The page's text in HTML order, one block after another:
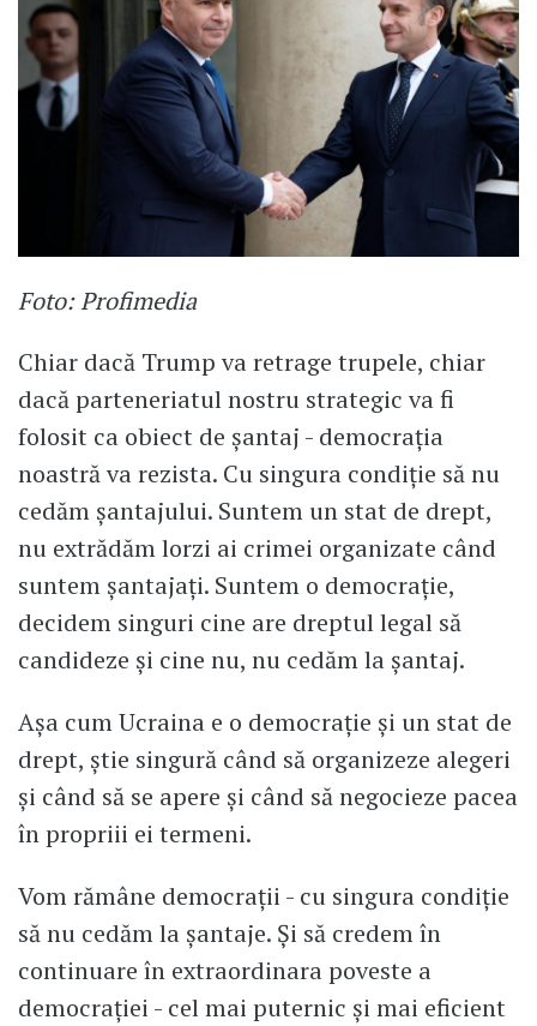
Foto: Profimedia
Chiar dacă Trump va retrage trupele, chiar
dacă parteneriatul nostru strategic va fi
folosit ca obiect de șantaj - democrația
noastră va rezista. Cu singura condiție să nu
cedăm șantajului. Suntem un stat de drept,
nu extrădăm lorzi ai crimei organizate când
suntem șantajați. Suntem o democrație,
decidem singuri cine are dreptul legal să
candideze și cine nu, nu cedăm la șantaj.
Așa cum Ucraina e o democrație și un stat de
drept, știe singură când să organizeze alegeri
și când să se apere și când să negocieze pacea
în propriii ei termeni.
Vom rămâne democrații - cu singura condiție
să nu cedăm la șantaje. Și să credem în
continuare în extraordinara poveste a
democrației - cel mai puternic și mai eficient